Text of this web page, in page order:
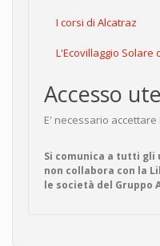
I corsi di Alcatraz
L'Ecovillaggio Solare
Accesso
E' necessario
Si comunica a tutti gli
non collabora con la
le società del Gruppo